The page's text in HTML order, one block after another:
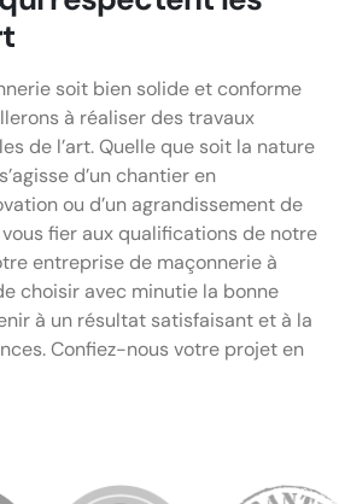
soit bien solide et conforme
à réaliser des travaux
de l’art. Quelle que soit la nature
d’un chantier en
ou d’un agrandissement de
fier aux qualifications de notre
entreprise de maçonnerie à
choisir avec minutie la bonne
à un résultat satisfaisant et à la
Confiez-nous votre projet en